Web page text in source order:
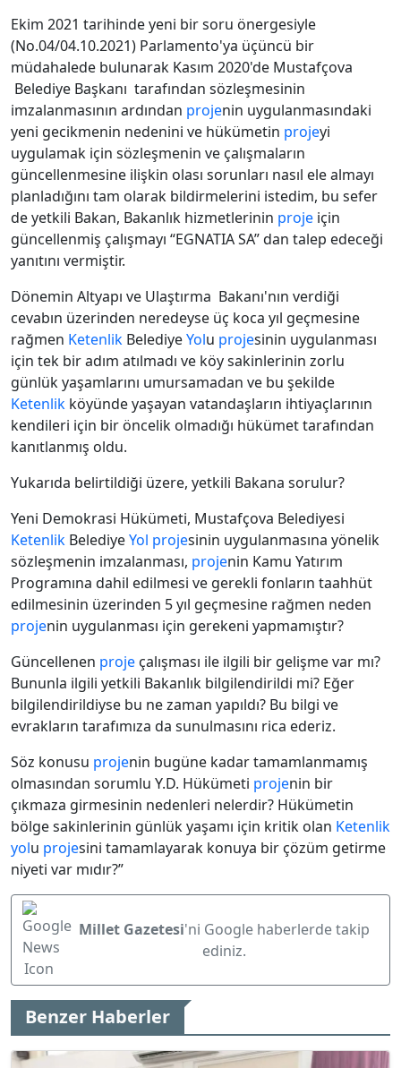
Ekim 2021 tarihinde yeni bir soru önergesiyle
(No.04/04.10.2021) Parlamento'ya üçüncü bir
müdahalede bulunarak Kasım 2020'de Mustafçova
Belediye Başkanı tarafından sözleşmesinin
imzalanmasının ardından projenin uygulanmasındaki
yeni gecikmenin nedenini ve hükümetin projeyi
uygulamak için sözleşmenin ve çalışmaların
güncellenmesine ilişkin olası sorunları nasıl ele almayı
planladığını tam olarak bildirmelerini istedim, bu sefer
de yetkili Bakan, Bakanlık hizmetlerinin proje için
güncellenmiş çalışmayı “EGNATIA SA” dan talep edeceği
yanıtını vermiştir.
Dönemin Altyapı ve Ulaştırma Bakanı'nın verdiği
cevabın üzerinden neredeyse üç koca yıl geçmesine
rağmen Ketenlik BelediyeYolu projesinin uygulanması
için tek bir adım atılmadı ve köy sakinlerinin zorlu
günlük yaşamlarını umursamadan ve bu şekilde
Ketenlik köyünde yaşayan vatandaşların ihtiyaçlarının
kendileri için bir öncelik olmadığı hükümet tarafından
kanıtlanmış oldu.
Yukarıda belirtildiği üzere, yetkili Bakana sorulur?
Yeni Demokrasi Hükümeti, Mustafçova Belediyesi
Ketenlik BelediyeYol projesinin uygulanmasına yönelik
sözleşmenin imzalanması, projenin Kamu Yatırım
Programına dahil edilmesi ve gerekli fonların taahhüt
edilmesinin üzerinden 5 yıl geçmesine rağmen neden
projenin uygulanması için gerekeni yapmamıştır?
Güncellenen proje çalışması ile ilgili bir gelişme var mı?
Bununla ilgili yetkili Bakanlık bilgilendirildi mi? Eğer
bilgilendirildiyse bu ne zaman yapıldı? Bu bilgi ve
evrakların tarafımıza da sunulmasını rica ederiz.
Söz konusu projenin bugüne kadar tamamlanmamış
olmasından sorumlu Y.D. Hükümeti projenin bir
çıkmaza girmesinin nedenleri nelerdir? Hükümetin
bölge sakinlerinin günlük yaşamı için kritik olan Ketenlik
yolu projesini tamamlayarak konuya bir çözüm getirme
niyeti var mıdır?”
Millet Gazetesi'ni Google haberlerde takip
ediniz.
Benzer Haberler